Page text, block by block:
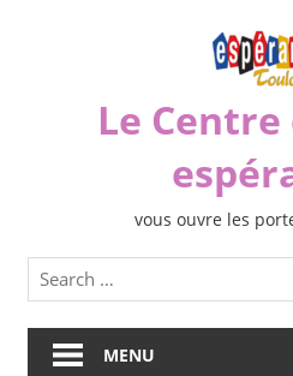
Le
vous ouvre les
MENU